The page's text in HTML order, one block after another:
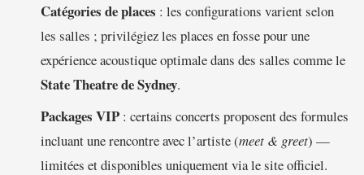
Catégories de places : les configurations varient selon
les salles ; privilégiez les places en fosse pour une
expérience acoustique optimale dans des salles comme le
State Theatre de Sydney.
Packages VIP: certains concerts proposent des formules
incluant une rencontre avec l’artiste (meet & greet) —
limitées et disponibles uniquement via le site officiel.